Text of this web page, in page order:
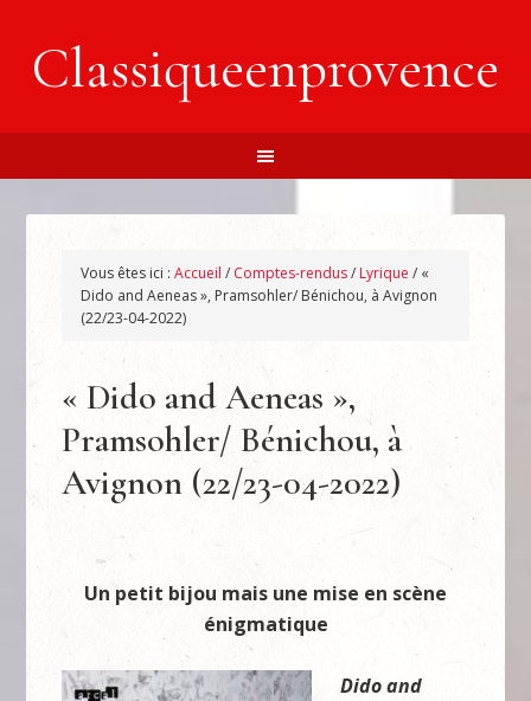
Classiqueenprovence
Vous êtes ici :Accueil / Comptes-rendus/ Lyrique / «
Dido and Aeneas », Pramsohler/ Bénichou, à Avignon
(22/23-04-2022)
« Dido and Aeneas »,
Pramsohler/ Bénichou, à
Avignon (22/23-04-2022)
Un petit bijou mais une mise en scène
énigmatique
Dido and